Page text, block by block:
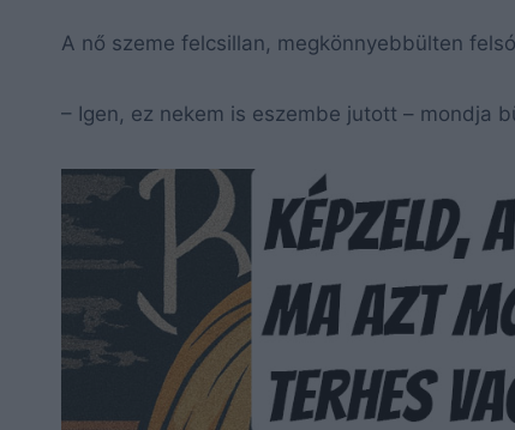
A nő szeme felcsillan, megkönnyebbülten
– Igen, ez nekem is eszembe jutott – mondja